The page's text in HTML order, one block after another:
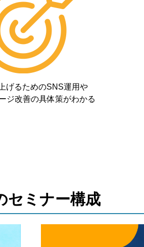
げるためのSNS運用や
ジ改善の具体策がわかる
セミナー構成